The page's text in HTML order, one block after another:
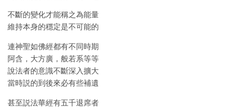
不斷的變化才能稱之為能量
維持本身的穩定是不可能的
連神聖如佛經都有不同時期
阿含，大方廣，般若系等等
說法者的意識不斷深入擴大
當時説的到後來必有些補遺
甚至説法華經有五千退席者